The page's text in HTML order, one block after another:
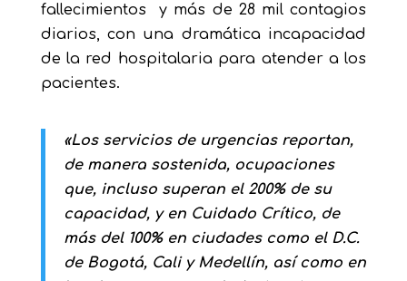
fallecimientos y más de 28 mil contagios
diarios, con una dramática incapacidad
de la red hospitalaria para atender a los
pacientes.
«Los servicios de urgencias reportan,
de manera sostenida, ocupaciones
que, incluso superan el 200% de su
capacidad, y en Cuidado Crítico, de
más del 100% en ciudades como el D.C.
de Bogotá, Cali y Medellín, así como en